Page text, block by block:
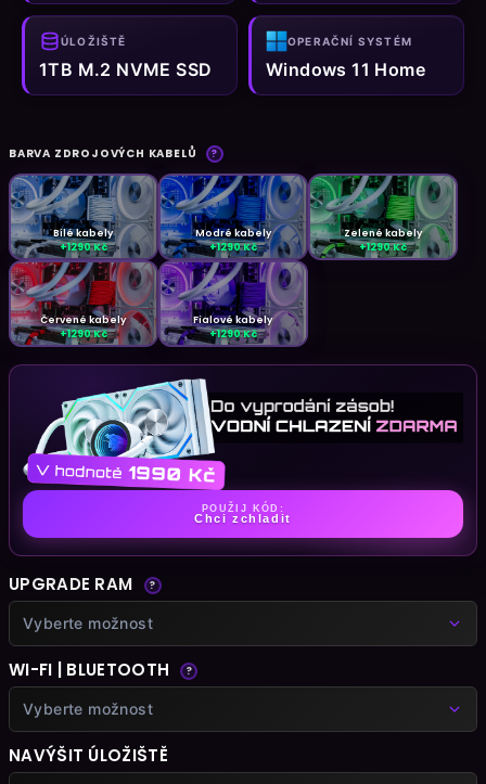
ÚLOŽIŠTĚ
1TB M.2 NVME SSD
OPERAČNÍ SYSTÉM
Windows 11 Home
BARVA ZDROJOVÝCH KABELŮ ?
Bílé kabely
+1290 Kč
Modré kabely
+1290 Kč
Zelené kabely
+1290 Kč
Červené kabely
+1290 Kč
Fialové kabely
+1290 Kč
POUŽIJ KÓD:
Chci zchladit
UPGRADE RAM ?
Vyberte možnost
WI-FI | BLUETOOTH ?
Vyberte možnost
NAVÝŠIT ÚLOŽIŠTĚ